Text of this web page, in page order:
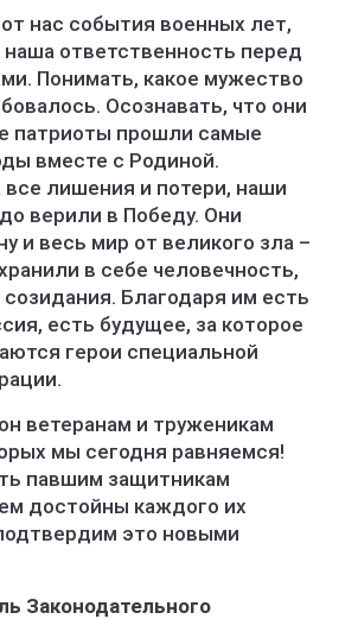
нас события военных лет,
ответственность перед
Понимать, какое мужество
Осознавать, что они
патриоты прошли самые
вместе с Родиной.
лишения и потери, наши
верили в Победу. Они
и весь мир от великого зла –
в себе человечность,
созидания. Благодаря им есть
есть будущее, за которое
герои специальной
ветеранам и труженикам
мы сегодня равняемся!
павшим защитникам
достойны каждого их
это новыми
Законодательного